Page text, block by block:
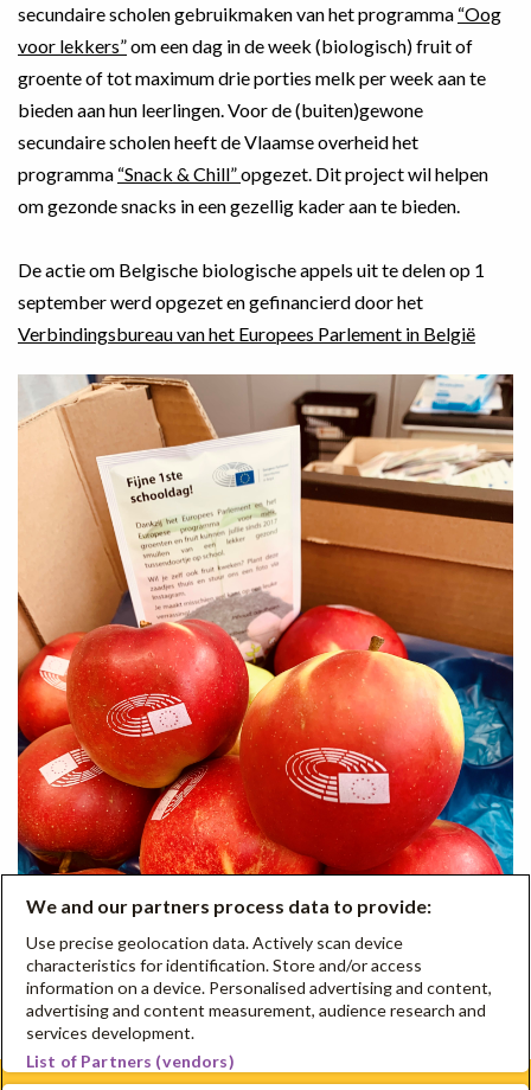
secundaire scholen gebruikmaken van het programma “Oog
voor lekkers”om een dag in de week (biologisch) fruit of
groente of tot maximum drie porties melk per week aan te
bieden aan hun leerlingen. Voor de (buiten)gewone
secundaire scholen heeft de Vlaamse overheid het
programma “Snack & Chill”opgezet. Dit project wil helpen
om gezonde snacks in een gezellig kader aan te bieden.
De actie om Belgische biologische appels uit te delen op 1
september werd opgezet en gefinancierd door het
Verbindingsbureau van het Europees Parlement in België
We and our partners process data to provide:
Use precise geolocation data. Actively scan device
characteristics for identification. Store and/or access
information on a device. Personalised advertising and content,
advertising and content measurement, audience research and
services development.
List of Partners (vendors)